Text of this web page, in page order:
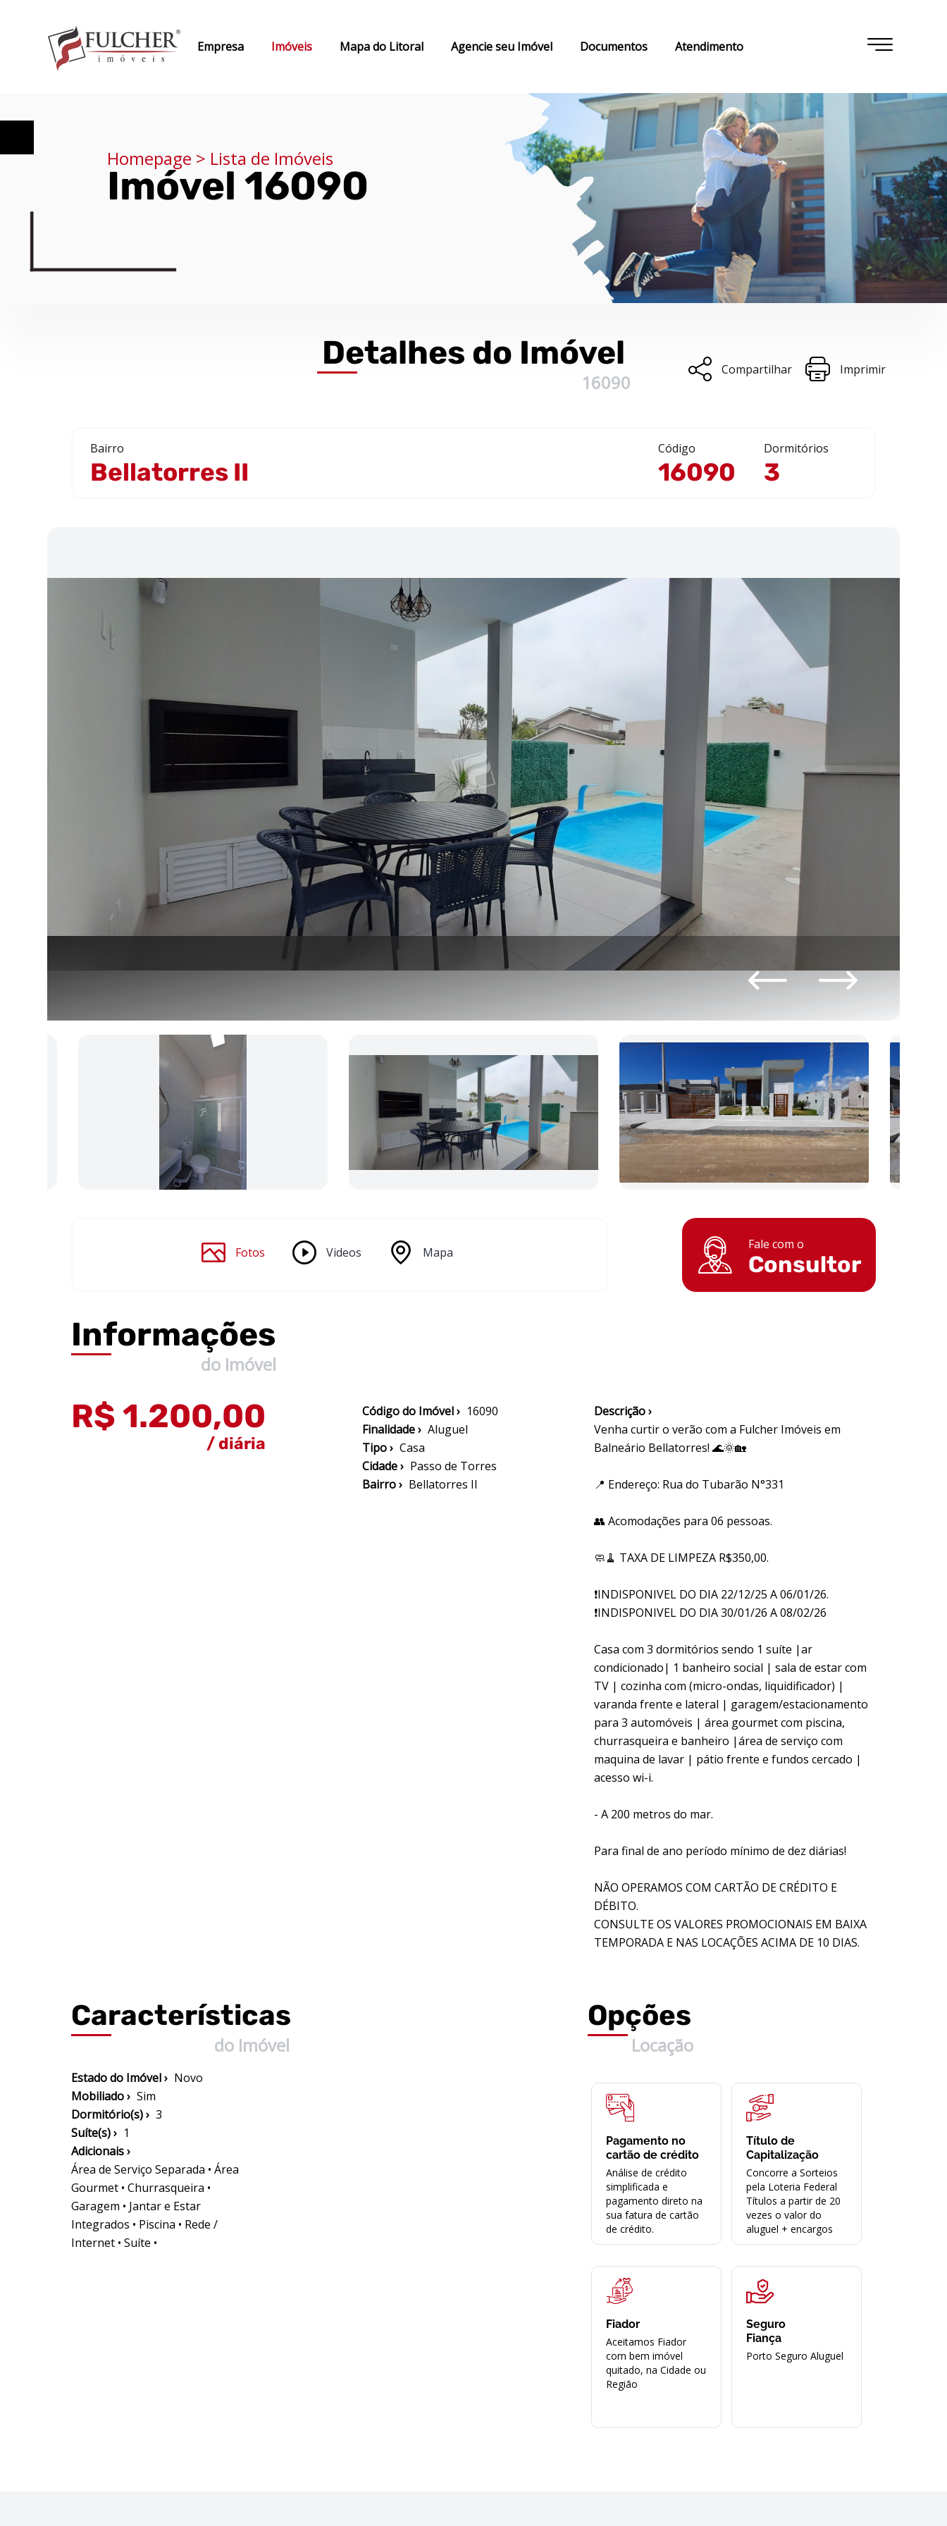
Empresa Imóveis Mapa do Litoral Agencie seu Imóvel Documentos Atendimento
Homepage > Lista de Imóveis
Imóvel 16090
Detalhes do Imóvel
16090
Compartilhar Imprimir
Bairro
Bellatorres II
Código
16090
Dormitórios
3
Fotos Videos Mapa
Fale com o
Consultor
Informações
do Imóvel
R$ 1.200,00
/ diária
Código do Imóvel › 16090
Finalidade › Aluguel
Tipo › Casa
Cidade › Passo de Torres
Bairro › Bellatorres II
Descrição ›
Venha curtir o verão com a Fulcher Imóveis em
Balneário Bellatorres! 🌊🌞🏡
📍 Endereço: Rua do Tubarão N°331
👥 Acomodações para 06 pessoas.
🧼🧹 TAXA DE LIMPEZA R$350,00.
❗INDISPONIVEL DO DIA 22/12/25 A 06/01/26.
❗INDISPONIVEL DO DIA 30/01/26 A 08/02/26
Casa com 3 dormitórios sendo 1 suíte |ar
condicionado| 1 banheiro social | sala de estar com
TV | cozinha com (micro-ondas, liquidificador) |
varanda frente e lateral | garagem/estacionamento
para 3 automóveis | área gourmet com piscina,
churrasqueira e banheiro |área de serviço com
maquina de lavar | pátio frente e fundos cercado |
acesso wi-i.
- A 200 metros do mar.
Para final de ano período mínimo de dez diárias!
NÃO OPERAMOS COM CARTÃO DE CRÉDITO E
DÉBITO.
CONSULTE OS VALORES PROMOCIONAIS EM BAIXA
TEMPORADA E NAS LOCAÇÕES ACIMA DE 10 DIAS.
Características
do Imóvel
Estado do Imóvel › Novo
Mobiliado › Sim
Dormitório(s) › 3
Suíte(s) › 1
Adicionais ›
Área de Serviço Separada • Área
Gourmet • Churrasqueira •
Garagem • Jantar e Estar
Integrados • Piscina • Rede /
Internet • Suíte •
Opções
Locação
Pagamento no
cartão de crédito
Análise de crédito
simplificada e
pagamento direto na
sua fatura de cartão
de crédito.
Título de
Capitalização
Concorre a Sorteios
pela Loteria Federal
Títulos a partir de 20
vezes o valor do
aluguel + encargos
Fiador
Aceitamos Fiador
com bem imóvel
quitado, na Cidade ou
Região
Seguro
Fiança
Porto Seguro Aluguel